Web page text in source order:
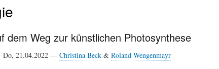
dem Weg zur künstlichen Photosynthese
Do, 21.04.2022 — Christina Beck& Roland Wengenmayr